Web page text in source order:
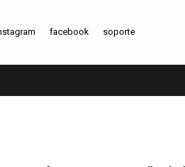
facebook soporte